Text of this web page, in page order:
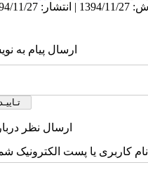
ارسال پیام به
ارسال نظر
نام کاربری یا پست الکترونیک